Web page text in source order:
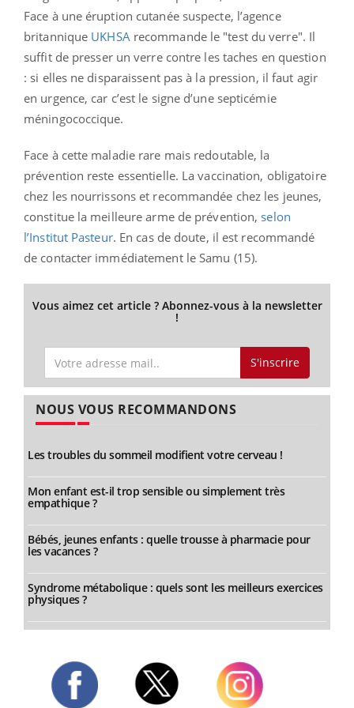
Face à une éruption cutanée suspecte, l’agence
britannique UKHSA recommande le "test du verre". Il
suffit de presser un verre contre les taches en question
: si elles ne disparaissent pas à la pression, il faut agir
en urgence, car c’est le signe d’une septicémie
méningococcique.
Face à cette maladie rare mais redoutable, la
prévention reste essentielle. La vaccination, obligatoire
chez les nourrissons et recommandée chez les jeunes,
constitue la meilleure arme de prévention, selon
l’Institut Pasteur. En cas de doute, il est recommandé
de contacter immédiatement le Samu (15).
Vous aimez cet article ? Abonnez-vous à la newsletter
!
S'inscrire
NOUS VOUS RECOMMANDONS
Les troubles du sommeil modifient votre cerveau !
Mon enfant est-il trop sensible ou simplement très
empathique ?
Bébés, jeunes enfants : quelle trousse à pharmacie pour
les vacances ?
Syndrome métabolique : quels sont les meilleurs exercices
physiques ?